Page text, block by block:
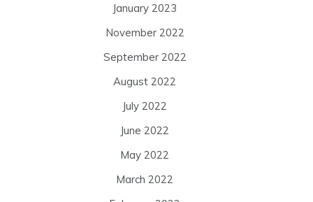
January 2023
November 2022
September 2022
August 2022
July 2022
June 2022
May 2022
March 2022